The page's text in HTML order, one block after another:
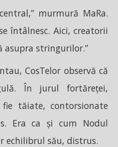
murmură MaRa.
întâlnesc. Aici, creatorii
asupra stringurilor.”
CosTelor observă că
În jurul fortăreței,
tăiate, contorsionate
Era ca și cum Nodul
echilibrul său, distrus.